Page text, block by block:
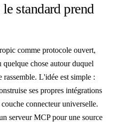
standard prend
comme protocole ouvert,
chose autour duquel
L'idée est simple :
ses propres intégrations
connecteur universelle.
serveur MCP pour une source